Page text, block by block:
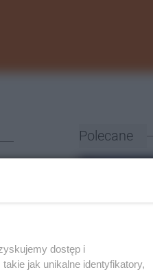
Polecane
dostęp i
jak unikalne identyfikatory,